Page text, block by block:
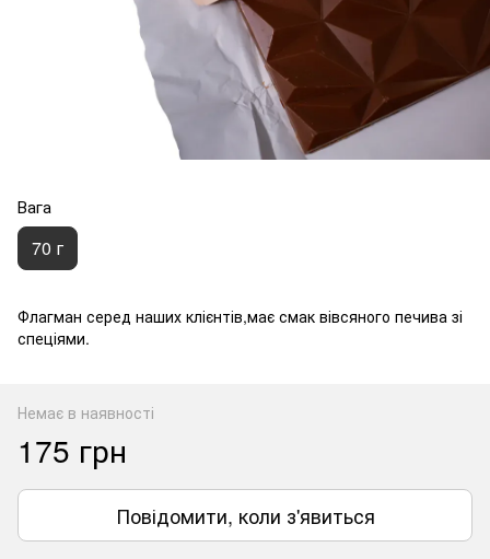
Вага
70 г
Флагман серед наших клієнтів,має смак вівсяного печива зі
спеціями.
Немає в наявності
175 грн
Повідомити, коли з'явиться